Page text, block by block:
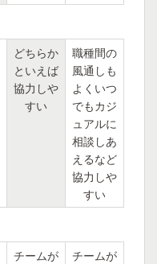
どちらか
といえば
協力しや
すい
職種間の
風通しも
よくいつ
でもカジ
ュアルに
相談しあ
えるなど
協力しや
すい
チームが
チームが